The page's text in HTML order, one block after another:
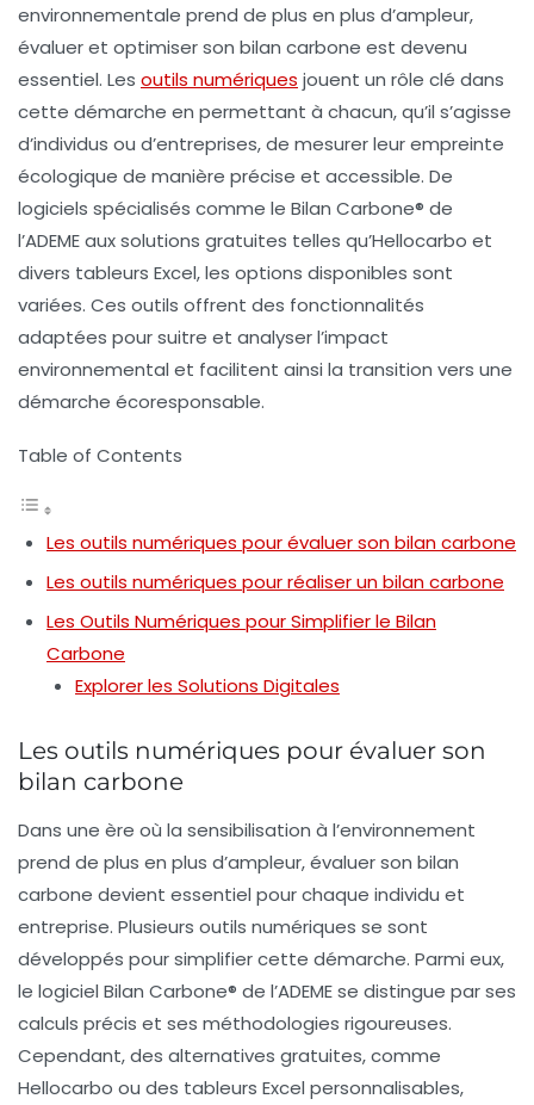
environnementale prend de plus en plus d’ampleur,
évalueret optimiserson bilan carbone est devenu
essentiel. Les outils numériques jouent un rôle clé dans
cette démarche en permettant à chacun, qu’il s’agisse
d’individus ou d’entreprises, de mesurer leurempreinte
écologique de manière précise et accessible. De
logiciels spécialisés comme le Bilan Carbone® de
l’ADEME aux solutions gratuites telles qu’Hellocarbo et
divers tableurs Excel, les options disponibles sont
variées. Ces outils offrent des fonctionnalités
adaptées poursuitre et analyserl’impact
environnemental et facilitent ainsi la transition vers une
démarche écoresponsable.
Table of Contents
Les outils numériques pour évaluer son bilan carbone
Les outils numériques pour réaliser un bilan carbone
Les Outils Numériques pour Simplifier le Bilan
Carbone
Explorer les Solutions Digitales
Les outils numériques pour évaluer son
bilan carbone
Dans une ère où la sensibilisation à l’environnement
prend de plus en plus d’ampleur,évaluer son bilan
carbone devient essentiel pour chaque individu et
entreprise. Plusieurs outils numériques se sont
développés pour simplifier cette démarche. Parmi eux,
le logiciel Bilan Carbone® de l’ADEME se distingue par ses
calculs précis et ses méthodologies rigoureuses.
Cependant, des alternatives gratuites, comme
Hellocarbo ou des tableurs Excel personnalisables,